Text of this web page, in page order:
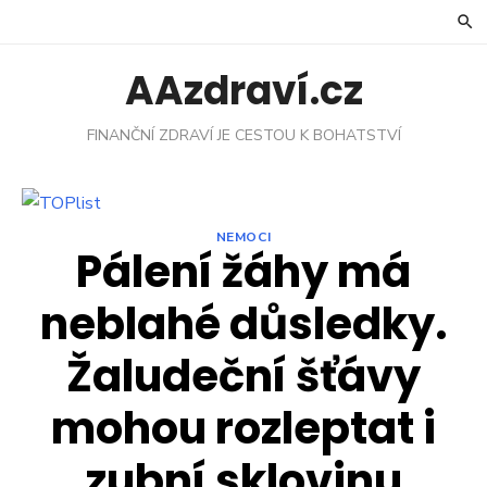
AAzdraví.cz
FINANČNÍ ZDRAVÍ JE CESTOU K BOHATSTVÍ
NEMOCI
Pálení žáhy má
neblahé důsledky.
Žaludeční šťávy
mohou rozleptat i